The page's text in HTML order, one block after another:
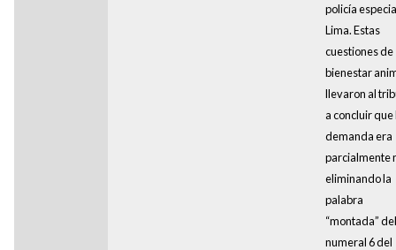
policía
Lima. Estas
cuestiones de
bienestar
llevaron al
a concluir que
demanda era
parcialmente
eliminando la
palabra
“montada” del
numeral 6 del